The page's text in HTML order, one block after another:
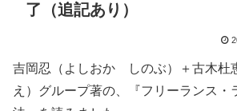
了（追記あり）
吉岡忍（よしおか しのぶ）＋古木杜
え）グループ著の、『フリーランス・